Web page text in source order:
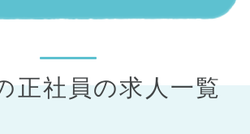
の正社員の求人一覧